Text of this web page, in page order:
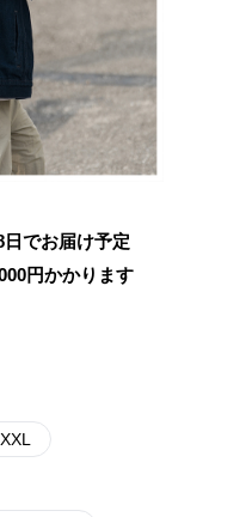
でお届け予定
円かかります
XXL